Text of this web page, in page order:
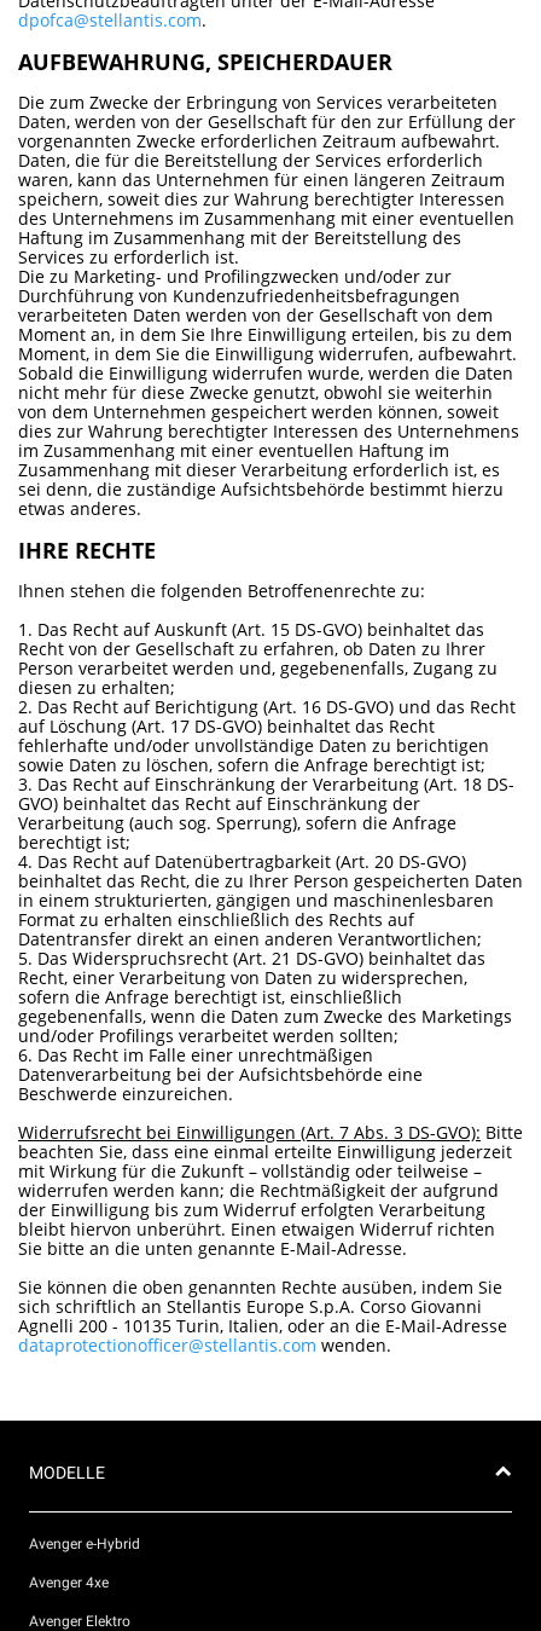
dpofca@stellantis.com.
AUFBEWAHRUNG, SPEICHERDAUER
Die zum Zwecke der Erbringung von Services verarbeiteten
Daten, werden von der Gesellschaft für den zur Erfüllung der
vorgenannten Zwecke erforderlichen Zeitraum aufbewahrt.
Daten, die für die Bereitstellung der Services erforderlich
waren, kann das Unternehmen für einen längeren Zeitraum
speichern, soweit dies zur Wahrung berechtigter Interessen
des Unternehmens im Zusammenhang mit einer eventuellen
Haftung im Zusammenhang mit der Bereitstellung des
Services zu erforderlich ist.
Die zu Marketing- und Profilingzwecken und/oder zur
Durchführung von Kundenzufriedenheitsbefragungen
verarbeiteten Daten werden von der Gesellschaft von dem
Moment an, in dem Sie Ihre Einwilligung erteilen, bis zu dem
Moment, in dem Sie die Einwilligung widerrufen, aufbewahrt.
Sobald die Einwilligung widerrufen wurde, werden die Daten
nicht mehr für diese Zwecke genutzt, obwohl sie weiterhin
von dem Unternehmen gespeichert werden können, soweit
dies zur Wahrung berechtigter Interessen des Unternehmens
im Zusammenhang mit einer eventuellen Haftung im
Zusammenhang mit dieser Verarbeitung erforderlich ist, es
sei denn, die zuständige Aufsichtsbehörde bestimmt hierzu
etwas anderes.
IHRE RECHTE
Ihnen stehen die folgenden Betroffenenrechte zu:
1. Das Recht auf Auskunft (Art. 15 DS-GVO) beinhaltet das
Recht von der Gesellschaft zu erfahren, ob Daten zu Ihrer
Person verarbeitet werden und, gegebenenfalls, Zugang zu
diesen zu erhalten;
2. Das Recht auf Berichtigung (Art. 16 DS-GVO) und das Recht
auf Löschung (Art. 17 DS-GVO) beinhaltet das Recht
fehlerhafte und/oder unvollständige Daten zu berichtigen
sowie Daten zu löschen, sofern die Anfrage berechtigt ist;
3. Das Recht auf Einschränkung der Verarbeitung (Art. 18 DS-
GVO) beinhaltet das Recht auf Einschränkung der
Verarbeitung (auch sog. Sperrung), sofern die Anfrage
berechtigt ist;
4. Das Recht auf Datenübertragbarkeit (Art. 20 DS-GVO)
beinhaltet das Recht, die zu Ihrer Person gespeicherten Daten
in einem strukturierten, gängigen und maschinenlesbaren
Format zu erhalten einschließlich des Rechts auf
Datentransfer direkt an einen anderen Verantwortlichen;
5. Das Widerspruchsrecht (Art. 21 DS-GVO) beinhaltet das
Recht, einer Verarbeitung von Daten zu widersprechen,
sofern die Anfrage berechtigt ist, einschließlich
gegebenenfalls, wenn die Daten zum Zwecke des Marketings
und/oder Profilings verarbeitet werden sollten;
6. Das Recht im Falle einer unrechtmäßigen
Datenverarbeitung bei der Aufsichtsbehörde eine
Beschwerde einzureichen.
Widerrufsrecht bei Einwilligungen (Art. 7 Abs. 3 DS-GVO): Bitte
beachten Sie, dass eine einmal erteilte Einwilligung jederzeit
mit Wirkung für die Zukunft – vollständig oder teilweise –
widerrufen werden kann; die Rechtmäßigkeit der aufgrund
der Einwilligung bis zum Widerruf erfolgten Verarbeitung
bleibt hiervon unberührt. Einen etwaigen Widerruf richten
Sie bitte an die unten genannte E-Mail-Adresse.
Sie können die oben genannten Rechte ausüben, indem Sie
sich schriftlich an Stellantis Europe S.p.A. Corso Giovanni
Agnelli 200 - 10135 Turin, Italien, oder an die E-Mail-Adresse
dataprotectionofficer@stellantis.com wenden.
MODELLE
Avenger e-Hybrid
Avenger 4xe
Avenger Elektro